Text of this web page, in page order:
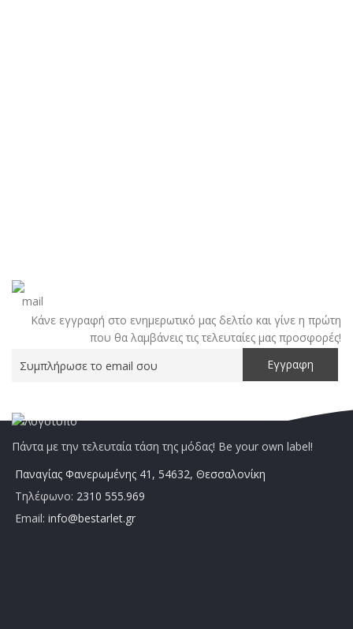
Κάνε εγγραφή στο ενημερωτικό μας δελτίο και γίνε η πρώτη
που θα λαμβάνεις τις τελευταίες μας προσφορές!
Πάντα με την τελευταία τάση της μόδας! Be your own label!
Παναγίας Φανερωμένης 41, 54632, Θεσσαλονίκη
Τηλέφωνο: 2310 555.969
Email: info@bestarlet.gr